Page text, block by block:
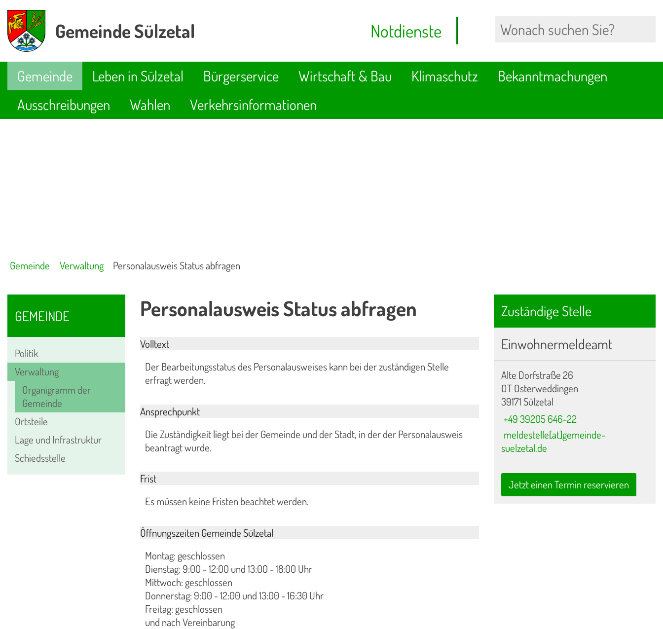
Gemeinde Sülzetal Notdienste
Gemeinde Leben in Sülzetal Bürgerservice Wirtschaft & Bau Klimaschutz
Bekanntmachungen
Ausschreibungen
Wahlen Verkehrsinformationen
Gemeinde Verwaltung Personalausweis Status abfragen
GEMEINDE
Politik
Verwaltung
Organigramm der
Gemeinde
Ortsteile
Lage und Infrastruktur
Schiedsstelle
Personalausweis Status abfragen
Volltext
Der Bearbeitungsstatus des Personalausweises kann bei der zuständigen Stelle
erfragt werden.
Ansprechpunkt
Die Zuständigkeit liegt bei der Gemeinde und der Stadt, in der der Personalausweis
beantragt wurde.
Frist
Es müssen keine Fristen beachtet werden.
Öffnungszeiten Gemeinde Sülzetal
Montag: geschlossen
Dienstag: 9:00 - 12:00 und 13:00 - 18:00 Uhr
Mittwoch: geschlossen
Donnerstag: 9:00 - 12:00 und 13:00 - 16:30 Uhr
Freitag: geschlossen
und nach Vereinbarung
Zuständige Stelle
Einwohnermeldeamt
Alte Dorfstraße 26
OT Osterweddingen
39171 Sülzetal
+49 39205 646-22
meldestelle[at]gemeinde-
suelzetal.de
Jetzt einen Termin reservieren